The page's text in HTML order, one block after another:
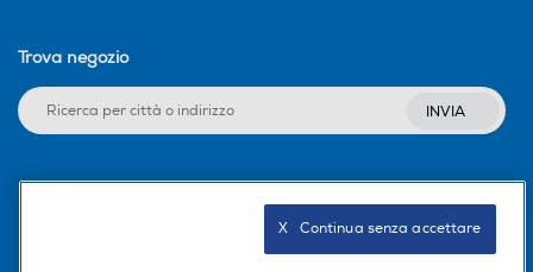
Trova negozio
INVIA
X   Continua senza accettare